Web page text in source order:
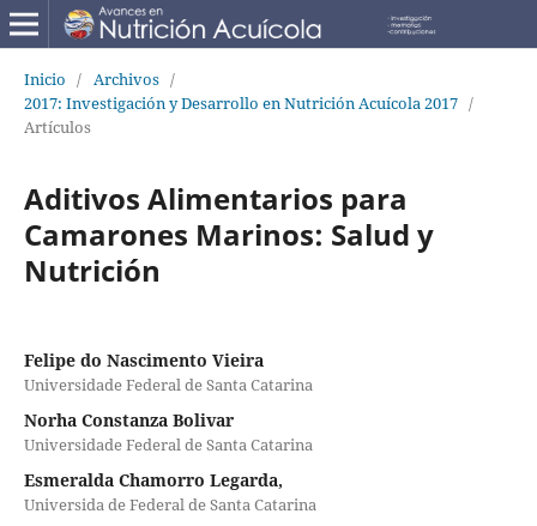
Inicio / Archivos /
2017: Investigación y Desarrollo en Nutrición Acuícola 2017 /
Artículos
Aditivos Alimentarios para
Camarones Marinos: Salud y
Nutrición
Felipe do Nascimento Vieira
Universidade Federal de Santa Catarina
Norha Constanza Bolivar
Universidade Federal de Santa Catarina
Esmeralda Chamorro Legarda,
Universida de Federal de Santa Catarina